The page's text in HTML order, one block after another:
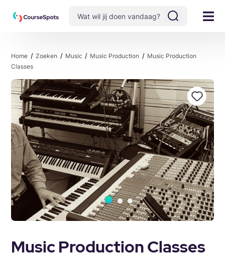
Home Zoeken Music Music Production
Music Production
Classes
Music Production Classes